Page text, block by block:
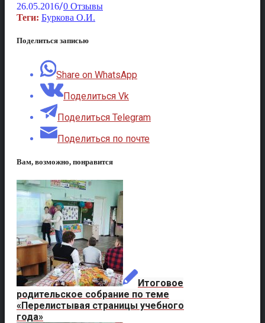
26.05.2016/0 Отзывы
Теги: Буркова О.И.
Поделиться записью
Share on WhatsApp
Поделиться Vk
Поделиться Telegram
Поделиться по почте
Вам, возможно, понравится
Итоговое
родительское собрание по теме
«Перелистывая страницы учебного
года»